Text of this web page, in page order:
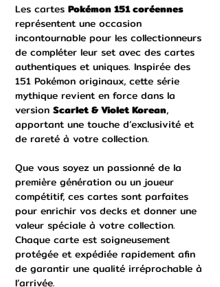
Les cartes Pokémon 151 coréennes
représentent une occasion
incontournable pour les collectionneurs
de compléter leur set avec des cartes
authentiques et uniques. Inspirée des
151 Pokémon originaux, cette série
mythique revient en force dans la
version Scarlet & Violet Korean,
apportant une touche d’exclusivité et
de rareté à votre collection.
Que vous soyez un passionné de la
première génération ou un joueur
compétitif, ces cartes sont parfaites
pour enrichir vos decks et donner une
valeur spéciale à votre collection.
Chaque carte est soigneusement
protégée et expédiée rapidement afin
de garantir une qualité irréprochable à
l’arrivée.